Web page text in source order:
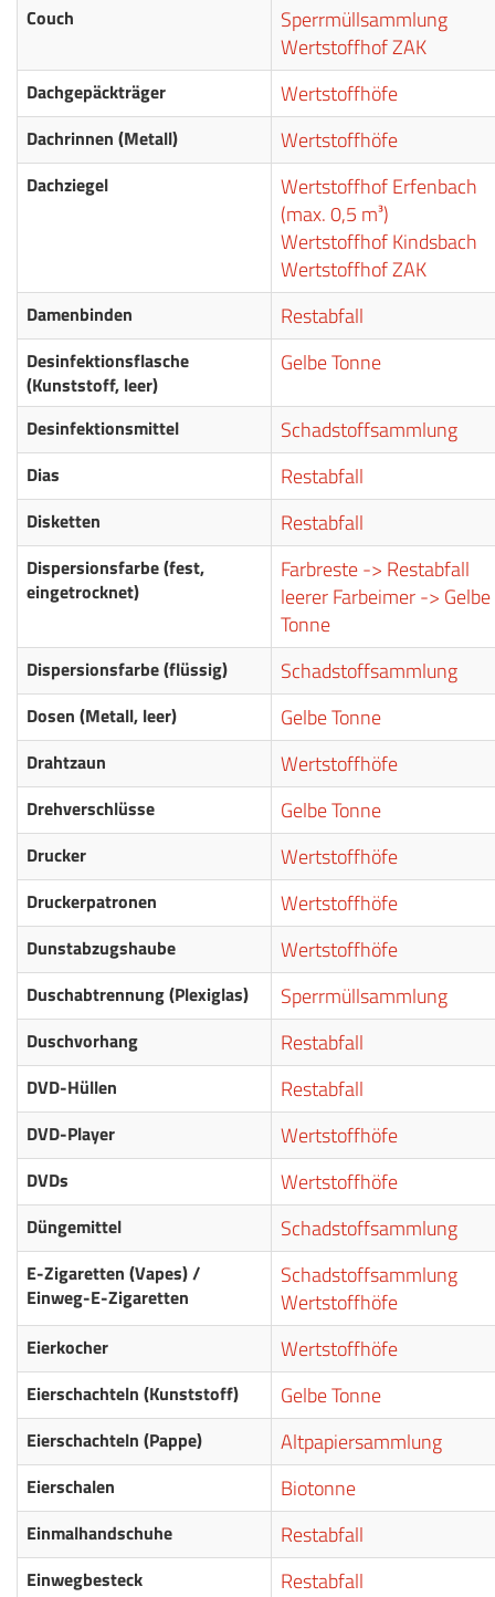
Couch
Sperrmüllsammlung
Wertstoffhof ZAK
Dachgepäckträger Wertstoffhöfe
Dachrinnen (Metall) Wertstoffhöfe
Dachziegel
Wertstoffhof Erfenbach
(max. 0,5 m³)
Wertstoffhof Kindsbach
Wertstoffhof ZAK
Damenbinden Restabfall
Desinfektionsflasche
(Kunststoff, leer)
Gelbe Tonne
Desinfektionsmittel Schadstoffsammlung
Dias Restabfall
Disketten Restabfall
Dispersionsfarbe (fest,
eingetrocknet)
Farbreste -> Restabfall
leerer Farbeimer -> Gelbe
Tonne
Dispersionsfarbe (flüssig) Schadstoffsammlung
Dosen (Metall, leer) Gelbe Tonne
Drahtzaun Wertstoffhöfe
Drehverschlüsse Gelbe Tonne
Drucker Wertstoffhöfe
Druckerpatronen Wertstoffhöfe
Dunstabzugshaube Wertstoffhöfe
Duschabtrennung (Plexiglas) Sperrmüllsammlung
Duschvorhang Restabfall
DVD-Hüllen Restabfall
DVD-Player Wertstoffhöfe
DVDs Wertstoffhöfe
Düngemittel Schadstoffsammlung
E-Zigaretten (Vapes) /
Einweg-E-Zigaretten
Schadstoffsammlung
Wertstoffhöfe
Eierkocher Wertstoffhöfe
Eierschachteln (Kunststoff) Gelbe Tonne
Eierschachteln (Pappe) Altpapiersammlung
Eierschalen Biotonne
Einmalhandschuhe Restabfall
Einwegbesteck Restabfall